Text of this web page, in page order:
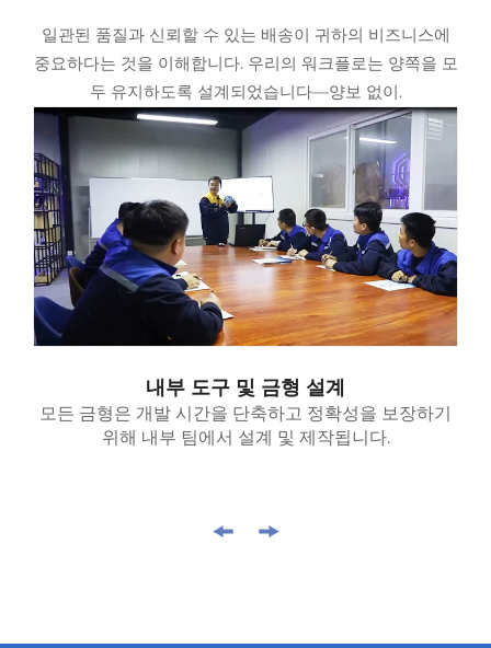
일관된 품질과 신뢰할 수 있는 배송이 귀하의 비즈니스에
중요하다는 것을 이해합니다. 우리의 워크플로는 양쪽을 모
두 유지하도록 설계되었습니다—양보 없이.
내부 도구 및 금형 설계
모든 금형은 개발 시간을 단축하고 정확성을 보장하기
위해 내부 팀에서 설계 및 제작됩니다.